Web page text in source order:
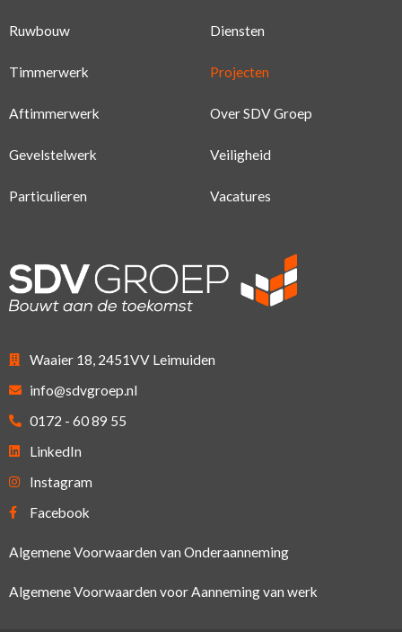
Ruwbouw
Timmerwerk
Aftimmerwerk
Gevelstelwerk
Particulieren
Diensten
Projecten
Over SDV Groep
Veiligheid
Vacatures
Waaier 18, 2451VV Leimuiden
info@sdvgroep.nl
0172 - 60 89 55
LinkedIn
Instagram
Facebook
Algemene Voorwaarden van Onderaanneming
Algemene Voorwaarden voor Aanneming van werk